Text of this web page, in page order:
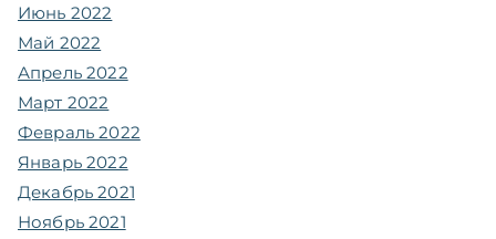
Июнь 2022
Май 2022
Апрель 2022
Март 2022
Февраль 2022
Январь 2022
Декабрь 2021
Ноябрь 2021